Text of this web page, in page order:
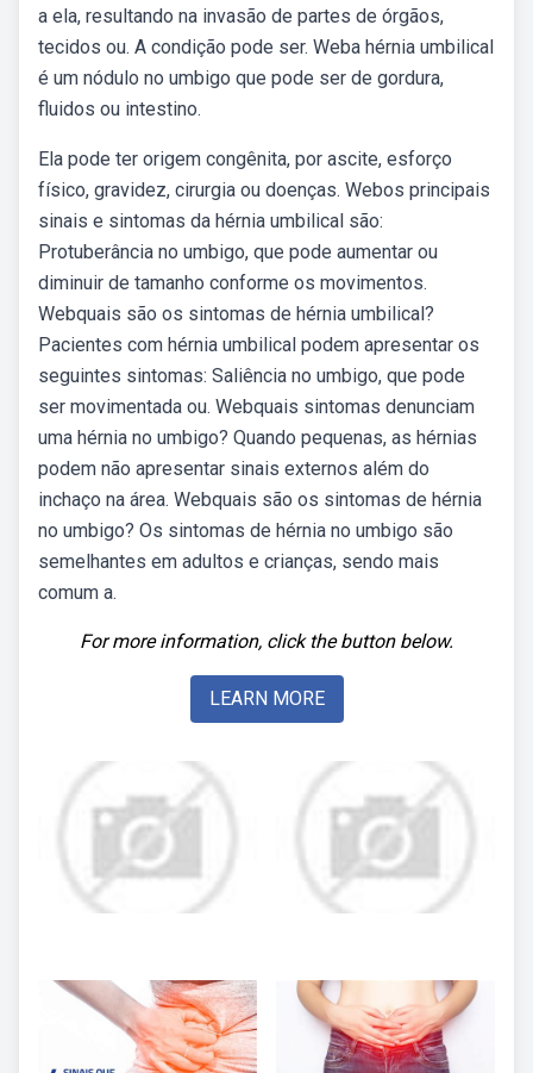
a ela, resultando na invasão de partes de órgãos,
tecidos ou. A condição pode ser. Weba hérnia umbilical
é um nódulo no umbigo que pode ser de gordura,
fluidos ou intestino.
Ela pode ter origem congênita, por ascite, esforço
físico, gravidez, cirurgia ou doenças. Webos principais
sinais e sintomas da hérnia umbilical são:
Protuberância no umbigo, que pode aumentar ou
diminuir de tamanho conforme os movimentos.
Webquais são os sintomas de hérnia umbilical?
Pacientes com hérnia umbilical podem apresentar os
seguintes sintomas: Saliência no umbigo, que pode
ser movimentada ou. Webquais sintomas denunciam
uma hérnia no umbigo? Quando pequenas, as hérnias
podem não apresentar sinais externos além do
inchaço na área. Webquais são os sintomas de hérnia
no umbigo? Os sintomas de hérnia no umbigo são
semelhantes em adultos e crianças, sendo mais
comum a.
For more information, click the button below.
LEARN MORE